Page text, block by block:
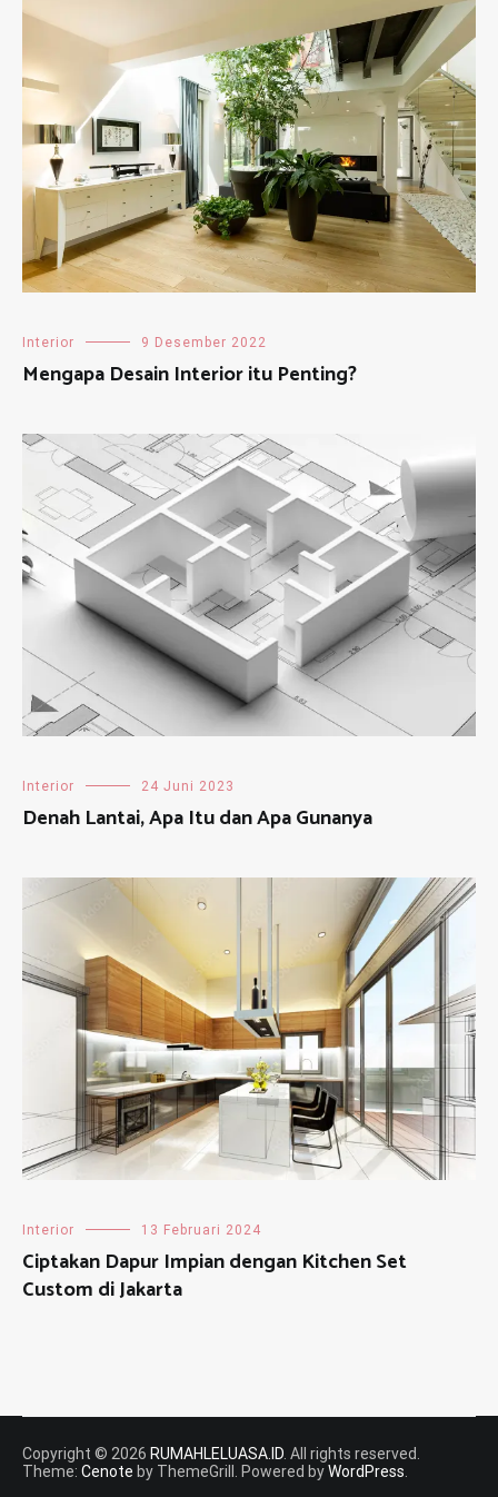
Interior 9 Desember 2022
Mengapa Desain Interior itu Penting?
Interior 24 Juni 2023
Denah Lantai, Apa Itu dan Apa Gunanya
Interior 13 Februari 2024
Ciptakan Dapur Impian dengan Kitchen Set
Custom di Jakarta
Copyright © 2026 RUMAHLELUASA.ID . All rights reserved.
Theme: Cenote by ThemeGrill. Powered byWordPress